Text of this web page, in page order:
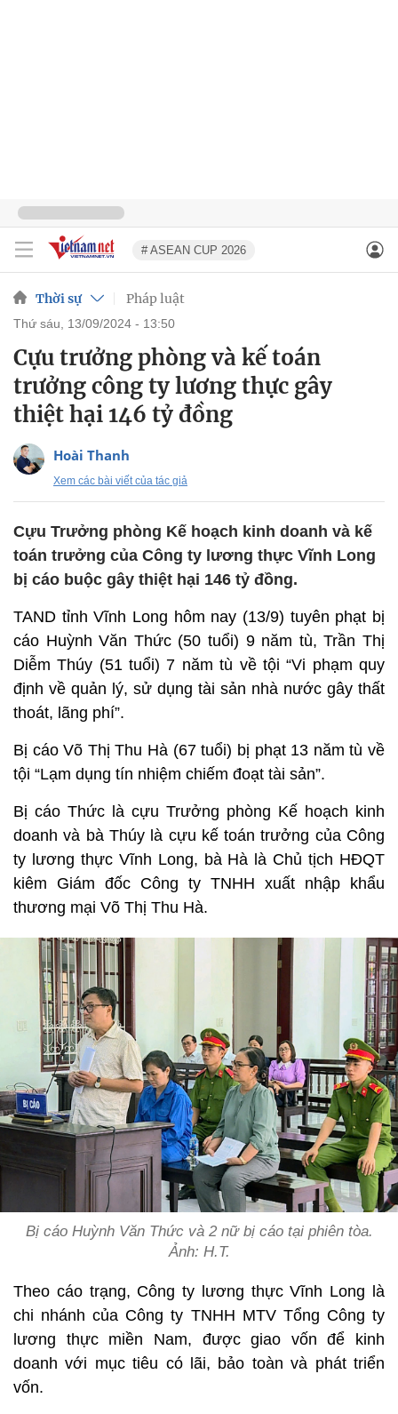
# ASEAN CUP 2026
Thời sự Pháp luật
thứ sáu, 13/09/2024 - 13:50
Cựu trưởng phòng và kế toán
trưởng công ty lương thực gây
thiệt hại 146 tỷ đồng
Hoài Thanh
Xem các bài viết của tác giả
Cựu Trưởng phòng Kế hoạch kinh doanh và kế
toán trưởng của Công ty lương thực Vĩnh Long
bị cáo buộc gây thiệt hại 146 tỷ đồng.
TAND tỉnh Vĩnh Long hôm nay (13/9) tuyên phạt bị
cáo Huỳnh Văn Thức (50 tuổi) 9 năm tù, Trần Thị
Diễm Thúy (51 tuổi) 7 năm tù về tội “Vi phạm quy
định về quản lý, sử dụng tài sản nhà nước gây thất
thoát, lãng phí”.
Bị cáo Võ Thị Thu Hà (67 tuổi) bị phạt 13 năm tù về
tội “Lạm dụng tín nhiệm chiếm đoạt tài sản”.
Bị cáo Thức là cựu Trưởng phòng Kế hoạch kinh
doanh và bà Thúy là cựu kế toán trưởng của Công
ty lương thực Vĩnh Long, bà Hà là Chủ tịch HĐQT
kiêm Giám đốc Công ty TNHH xuất nhập khẩu
thương mại Võ Thị Thu Hà.
Bị cáo Huỳnh Văn Thức và 2 nữ bị cáo tại phiên tòa.
Ảnh: H.T.
Theo cáo trạng, Công ty lương thực Vĩnh Long là
chi nhánh của Công ty TNHH MTV Tổng Công ty
lương thực miền Nam, được giao vốn để kinh
doanh với mục tiêu có lãi, bảo toàn và phát triển
vốn.